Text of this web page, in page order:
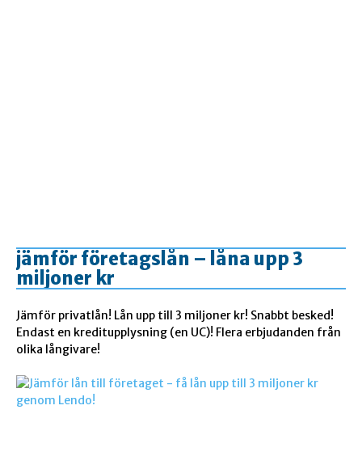
jämför företagslån – låna upp 3
miljoner kr
Jämför privatlån! Lån upp till 3 miljoner kr! Snabbt besked!
Endast en kreditupplysning (en UC)! Flera erbjudanden från
olika långivare!